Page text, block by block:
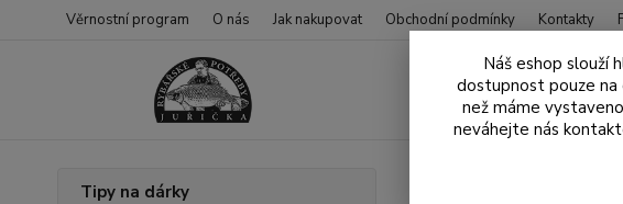
Věrnostní program O nás Jak nakupovat Obchodní podmínky Kontakty
Tipy na dárky
Náš eshop slouží
dostupnost pouze na
než máme
neváhejte nás